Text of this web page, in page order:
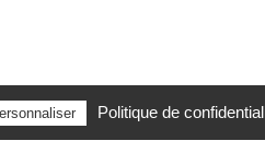
Politique de